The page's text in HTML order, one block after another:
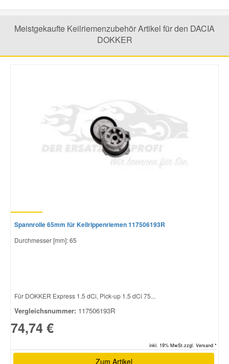
Meistgekaufte Keilriemenzubehör Artikel für den DACIA
DOKKER
Spannrolle 65mm für Keilrippenriemen 117506193R
Durchmesser [mm]: 65
Für DOKKER Express 1.5 dCi, Pick-up 1.5 dCi 75...
Vergleichsnummer: 117506193R
74,74 €
inkl. 19% MwSt.zzgl. Versand *
Zum Artikel